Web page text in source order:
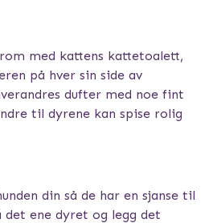
med kattens kattetoalett,
på hver sin side av
dufter med noe fint
til dyrene kan spise rolig
din så de har en sjanse til
ene dyret og legg det